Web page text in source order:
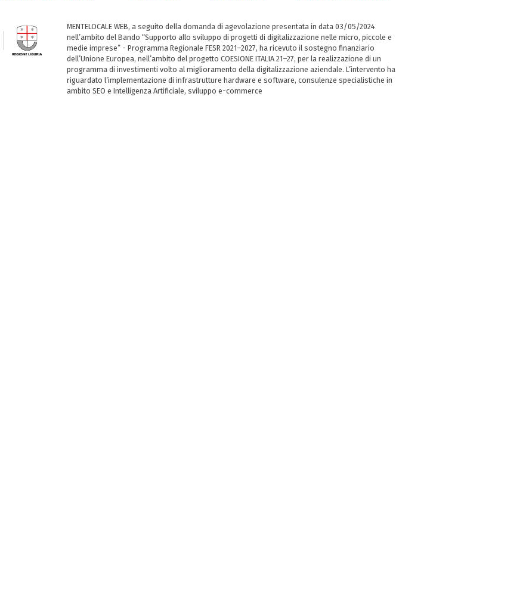
MENTELOCALE WEB, a seguito della domanda di agevolazione presentata in data 03/05/2024
nell’ambito del Bando “Supporto allo sviluppo di progetti di digitalizzazione nelle micro, piccole e
medie imprese” - Programma Regionale FESR 2021–2027, ha ricevuto il sostegno finanziario
dell’Unione Europea, nell’ambito del progetto COESIONE ITALIA 21–27, per la realizzazione di un
programma di investimenti volto al miglioramento della digitalizzazione aziendale. L’intervento ha
riguardato l’implementazione di infrastrutture hardware e software, consulenze specialistiche in
ambito SEO e Intelligenza Artificiale, sviluppo e-commerce